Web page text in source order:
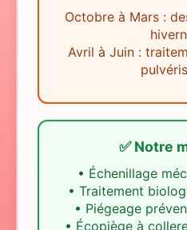
Octobre à Mars :
Avril à Juin :
✅ Notre
• Échenillage
• Traitement
• Piégeage
• Écopiège à